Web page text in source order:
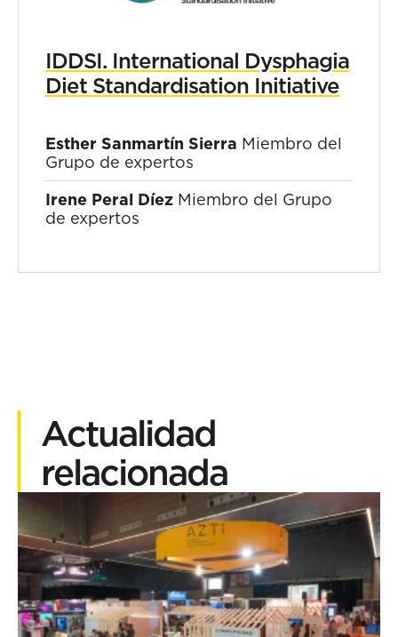
IDDSI. International Dysphagia
Diet Standardisation Initiative
Esther Sanmartín Sierra Miembro del
Grupo de expertos
Irene Peral Díez Miembro del Grupo
de expertos
Actualidad
relacionada